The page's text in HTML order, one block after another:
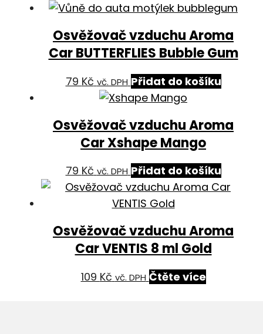
Osvěžovač vzduchu Aroma
Car BUTTERFLIES Bubble Gum
79 Kč vč. DPH Přidat do košíku
Osvěžovač vzduchu Aroma
Car Xshape Mango
79 Kč vč. DPH Přidat do košíku
Osvěžovač vzduchu Aroma
Car VENTIS 8 ml Gold
109 Kč vč. DPH Čtěte více